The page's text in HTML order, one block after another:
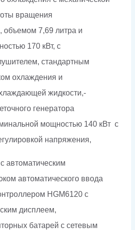
вращения
объемом 7,69 литра и
170 кВт, с
стандартным
охлаждения и
жидкости,-
генератора
мощностью 140 кВт c
напряжения,
автоматическим
автоматического ввода
HGM6120 с
дисплеем,
батарей с сетевым